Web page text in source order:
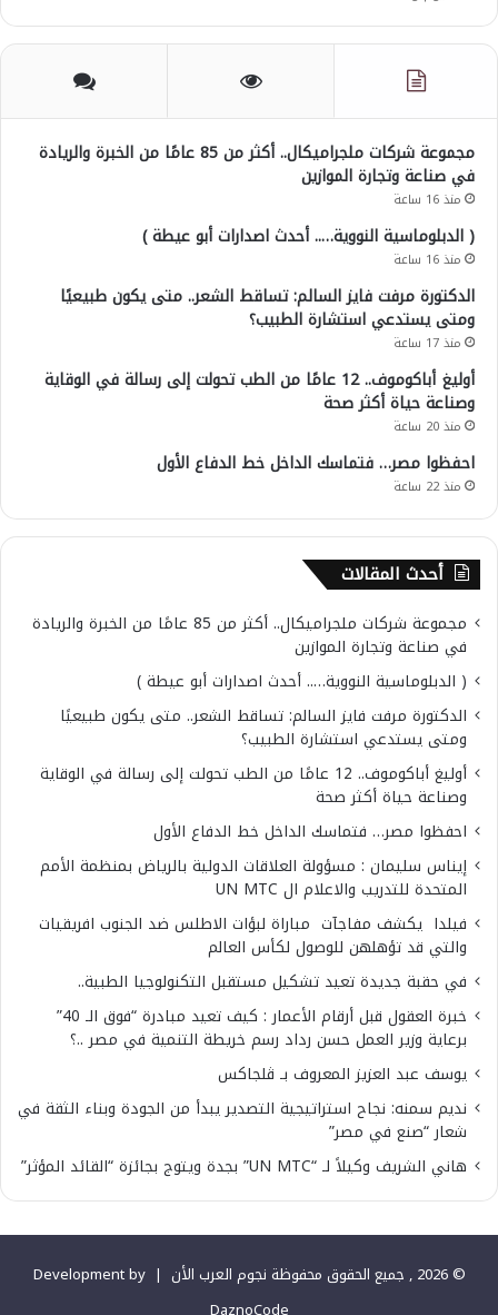
مجموعة شركات ملجراميكال.. أكثر من 85 عامًا من الخبرة والريادة
في صناعة وتجارة الموازين
منذ 16 ساعة
( الدبلوماسية النووية….. أحدث اصدارات أبو عيطة )
منذ 16 ساعة
الدكتورة مرفت فايز السالم: تساقط الشعر.. متى يكون طبيعيًا
ومتى يستدعي استشارة الطبيب؟
منذ 17 ساعة
أوليغ أباكوموف.. 12 عامًا من الطب تحولت إلى رسالة في الوقاية
وصناعة حياة أكثر صحة
منذ 20 ساعة
احفظوا مصر… فتماسك الداخل خط الدفاع الأول
منذ 22 ساعة
أحدث المقالات
مجموعة شركات ملجراميكال.. أكثر من 85 عامًا من الخبرة والريادة
في صناعة وتجارة الموازين
( الدبلوماسية النووية….. أحدث اصدارات أبو عيطة )
الدكتورة مرفت فايز السالم: تساقط الشعر.. متى يكون طبيعيًا
ومتى يستدعي استشارة الطبيب؟
أوليغ أباكوموف.. 12 عامًا من الطب تحولت إلى رسالة في الوقاية
وصناعة حياة أكثر صحة
احفظوا مصر… فتماسك الداخل خط الدفاع الأول
إيناس سليمان : مسؤولة العلاقات الدولية بالرياض بمنظمة الأمم
المتحدة للتدريب والاعلام ال UN MTC
فيلدا يكشف مفاجآت مباراة لبؤات الاطلس ضد الجنوب افريقيات
والتي قد تؤهلهن للوصول لكأس العالم
في حقبة جديدة تعيد تشكيل مستقبل التكنولوجيا الطبية..
خبرة العقول قبل أرقام الأعمار : كيف تعيد مبادرة “فوق الـ 40”
برعاية وزير العمل حسن رداد رسم خريطة التنمية في مصر ..؟
يوسف عبد العزيز المعروف بـ ڤلجاكس
نديم سمنه: نجاح استراتيجية التصدير يبدأ من الجودة وبناء الثقة في
شعار “صنع في مصر”
هاني الشريف وكيلاً لـ “UN MTC” بجدة ويتوج بجائزة “القائد المؤثر”
© 2026 , جميع الحقوق محفوظة نجوم العرب الأن |
Development by
DaznoCode